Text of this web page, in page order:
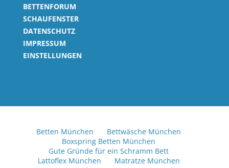
BETTENFORUM
SCHAUFENSTER
DATENSCHUTZ
IMPRESSUM
EINSTELLUNGEN
Betten München
Bettwäsche München
Boxspring Betten München
Gute Gründe für ein Schramm Bett
Lattoflex München
Matratze München